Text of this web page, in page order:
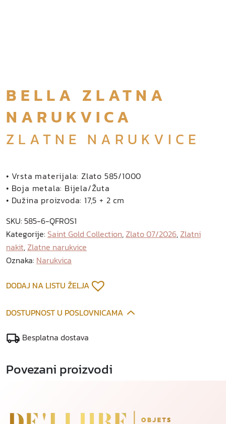
BELLA ZLATNA
NARUKVICA
ZLATNE NARUKVICE
• Vrsta materijala: Zlato 585/1000
• Boja metala: Bijela/Žuta
• Dužina proizvoda: 17,5 + 2 cm
SKU: 585-6-QFROS1
Kategorije: Saint Gold Collection,Zlato 07/2026,Zlatni
nakit,Zlatne narukvice
Oznaka: Narukvica
DODAJ NA LISTU ŽELJA
DOSTUPNOST U POSLOVNICAMA
Besplatna dostava
Povezani proizvodi